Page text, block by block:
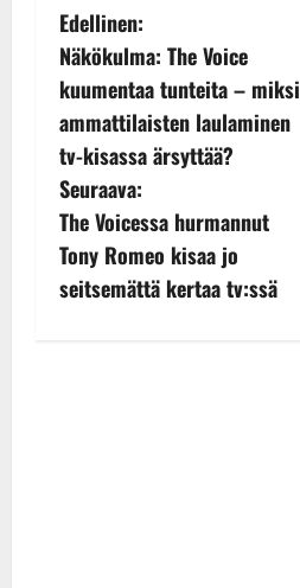
P
o
s
t
n
a
Edellinen:
Näkökulma: The Voice
kuumentaa tunteita – miksi
ammattilaisten laulaminen
tv-kisassa ärsyttää?
Seuraava:
The Voicessa hurmannut
Tony Romeo kisaa jo
seitsemättä kertaa tv:ssä